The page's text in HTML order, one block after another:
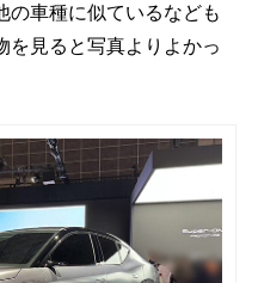
の車種に似ているなども
を見ると写真よりよかっ